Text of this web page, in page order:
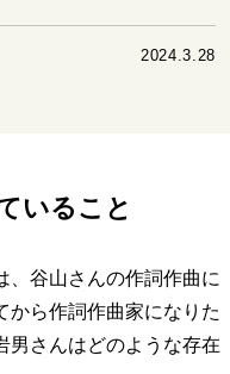
という決断
次世代へのバトン
2024.3.28
いること
、谷山さんの作詞作曲に
から作詞作曲家になりた
男さんはどのような存在